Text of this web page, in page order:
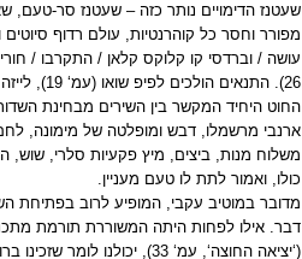
שעטנז הדימויים נותר כזה – שעטנז סר-טעם,
מפורר וחסר כל קוהרנטיות, עולם רדוף
עושה / וברדסי קו קלוקס קלאן / התקרבו /
החוט היחיד המקשר בין השירים מבחינת
ארנבי מרשמלו, דבש ומופלטה של מימונה,
כולו, ואמור לתת לו טעם מעניין.
מדובר במוטיב עקבי, המופיע לרוב בפתיחת
דבר. אילו לפחות היתה המשוררת תורמת
(‘יציאה החוצה‘, עמ‘ 33), יכולנו לומר שזכינו ברווח כלשהו מקריאת הספר.